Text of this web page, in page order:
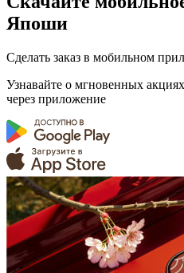
Япоши
Сделать заказ в мобильном
Узнавайте о мгновенных
через приложение